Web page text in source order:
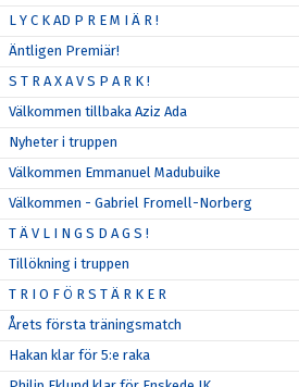
L Y C K AD P R E M I Ä R !
Äntligen Premiär!
S T R A X A V S P A R K !
Välkommen tillbaka Aziz Ada
Nyheter i truppen
Välkommen Emmanuel Madubuike
Välkommen - Gabriel Fromell-Norberg
T Ä V L I N G S D A G S !
Tillökning i truppen
T R I O F Ö R S T Ä R K E R
Årets första träningsmatch
Hakan klar för 5:e raka